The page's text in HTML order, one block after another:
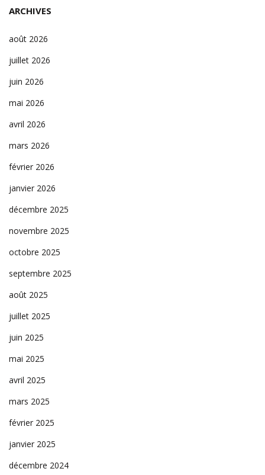
ARCHIVES
août 2026
juillet 2026
juin 2026
mai 2026
avril 2026
mars 2026
février 2026
janvier 2026
décembre 2025
novembre 2025
octobre 2025
septembre 2025
août 2025
juillet 2025
juin 2025
mai 2025
avril 2025
mars 2025
février 2025
janvier 2025
décembre 2024